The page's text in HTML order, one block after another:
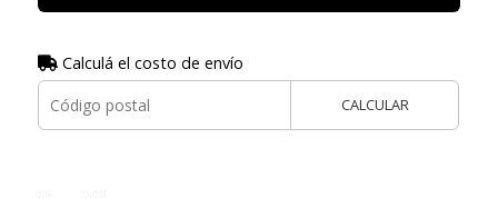
Calculá el costo de envío
CALCULAR